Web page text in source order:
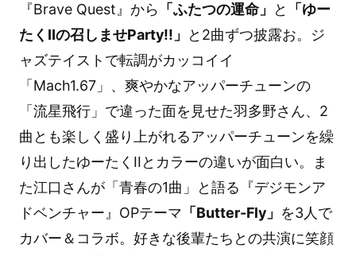
『Brave Quest』から
「ふたつの運命」 と
「ゆー
たくⅡの召しませParty!!」
と2曲ずつ披露お。ジ
ャズテイストで転調がカッコイイ
「Mach1.67」、爽やかなアッパーチューンの
「流星飛行」で違った面を見せた羽多野さん、2
曲とも楽しく盛り上がれるアッパーチューンを繰
り出したゆーたくIIとカラーの違いが面白い。ま
た江口さんが「青春の1曲」と語る『デジモンア
ドベンチャー』OPテーマ 「Butter-Fly」 を3人で
カバー＆コラボ。好きな後輩たちとの共演に笑顔